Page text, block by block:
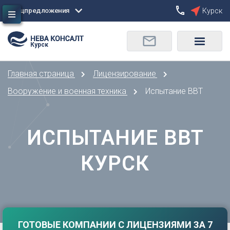
Сбросить
Москва
Санкт-Петербург
Архангельск
Б
Барнаул
Владикавказ
О
Орел
Оренбург
Пермь
Р
Ростов-на-Дону
Самара
Саранск
Спецпредложения Курск
Курск
Главная страница
Лицензирование
Вооружение и военная техника
Испытание ВВТ
ИСПЫТАНИЕ ВВТ
КУРСК
ГОТОВЫЕ КОМПАНИИ С ЛИЦЕНЗИЯМИ ЗА 7